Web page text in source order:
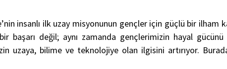
insanlı ilk uzay misyonunun gençler için güçlü bir
başarı değil; aynı zamanda gençlerimizin hayal
uzaya, bilime ve teknolojiye olan ilgisini artırıyor.